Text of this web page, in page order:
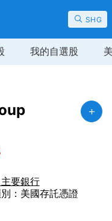
SHG
我的自選股
要銀行
：美國存託憑證